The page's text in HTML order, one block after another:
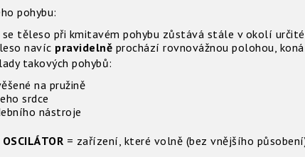
pohybu:
těleso při kmitavém pohybu zůstává stále v okolí
navíc pravidelně prochází rovnovážnou polohou, koná
takových pohybů:
na pružině
srdce
nástroje
= zařízení, které volně (bez vnějšího